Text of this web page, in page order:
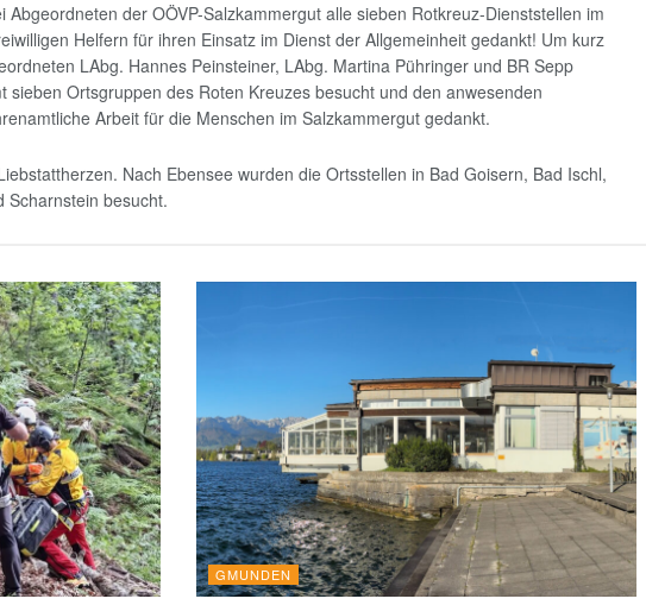
der OÖVP-Salzkammergut alle sieben Rotkreuz-Dienststellen im
Helfern für ihren Einsatz im Dienst der Allgemeinheit gedankt! Um kurz
LAbg. Hannes Peinsteiner, LAbg. Martina Pühringer und BR Sepp
sieben Ortsgruppen des Roten Kreuzes besucht und den anwesenden
Arbeit für die Menschen im Salzkammergut gedankt.
Nach Ebensee wurden die Ortsstellen in Bad Goisern, Bad Ischl,
Scharnstein besucht.
GMUNDEN